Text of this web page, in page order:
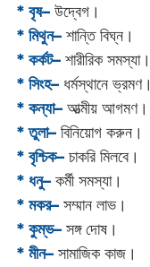
* বৃষ–উদ্বেগ।
* মিথুন–শান্তি বিঘ্ন।
* কর্কট–শারীরিক সমস্যা।
* সিংহ–ধর্মস্থানে ভ্রমণ।
* কন্যা–আত্মীয় আগমণ।
* তুলা–বিনিয়োগ করুন।
* বৃশ্চিক–চাকরি মিলবে।
* ধনু–কর্মী সমস্যা।
* মকর–সম্মান লাভ।‌
* কুম্ভ–সঙ্গ দোষ।
* মীন–সামাজিক কাজ।